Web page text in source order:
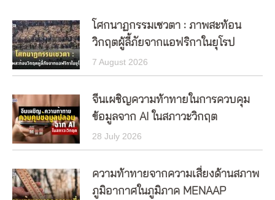
โศกนาฏกรรมเซวตา : ภาพสะท้อน
วิกฤตผู้ลี้ภัยจากแอฟริกาในยุโรป
7 August 2026
จีนเผชิญความท้าทายในการควบคุม
ข้อมูลจาก AI ในสภาวะวิกฤต
28 July 2026
ความท้าทายจากความเสี่ยงด้านสภาพ
ภูมิอากาศในภูมิภาค MENAAP